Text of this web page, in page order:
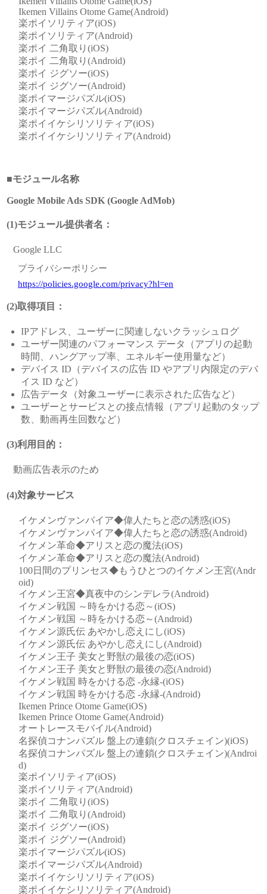
Ikemen Villains Otome Game(Android)
楽ポイソリティア(iOS)
楽ポイソリティア(Android)
楽ポイ 二角取り(iOS)
楽ポイ 二角取り(Android)
楽ポイ ジグソー(iOS)
楽ポイ ジグソー(Android)
楽ポイマージパズル(iOS)
楽ポイマージパズル(Android)
楽ポイイケシリソリティア(iOS)
楽ポイイケシリソリティア(Android)
■モジュール名称
Google Mobile Ads SDK (Google AdMob)
(1)モジュール提供者名：
Google LLC
プライバシーポリシー
https://policies.google.com/privacy?hl=en
(2)取得項目：
IPアドレス、ユーザーに関連しないクラッシュログ
ユーザー関連のパフォーマンス データ（アプリの起動
時間、ハングアップ率、エネルギー使用量など）
デバイス ID（デバイスの広告 ID やアプリ内限定のデバ
イス ID など）
広告データ（対象ユーザーに表示された広告など）
ユーザーとサービスとの接点情報（アプリ起動のタップ
数、動画再生回数など）
(3)利用目的：
動画広告表示のため
(4)対象サービス
イケメンヴァンパイア◆偉人たちと恋の誘惑(iOS)
イケメンヴァンパイア◆偉人たちと恋の誘惑(Android)
イケメン革命◆アリスと恋の魔法(iOS)
イケメン革命◆アリスと恋の魔法(Android)
100日間のプリンセス◆もうひとつのイケメン王宮(Andr
oid)
イケメン王宮◆真夜中のシンデレラ(Android)
イケメン戦国 ～時をかける恋～(iOS)
イケメン戦国 ～時をかける恋～(Android)
イケメン源氏伝 あやかし恋えにし(iOS)
イケメン源氏伝 あやかし恋えにし(Android)
イケメン王子 美女と野獣の最後の恋(iOS)
イケメン王子 美女と野獣の最後の恋(Android)
イケメン戦国 時をかける恋 -永縁-(iOS)
イケメン戦国 時をかける恋 -永縁-(Android)
Ikemen Prince Otome Game(iOS)
Ikemen Prince Otome Game(Android)
オートレースモバイル(Android)
名探偵コナンパズル 盤上の連鎖(クロスチェイン)(iOS)
名探偵コナンパズル 盤上の連鎖(クロスチェイン)(Androi
d)
楽ポイソリティア(iOS)
楽ポイソリティア(Android)
楽ポイ 二角取り(iOS)
楽ポイ 二角取り(Android)
楽ポイ ジグソー(iOS)
楽ポイ ジグソー(Android)
楽ポイマージパズル(iOS)
楽ポイマージパズル(Android)
楽ポイイケシリソリティア(iOS)
楽ポイイケシリソリティア(Android)